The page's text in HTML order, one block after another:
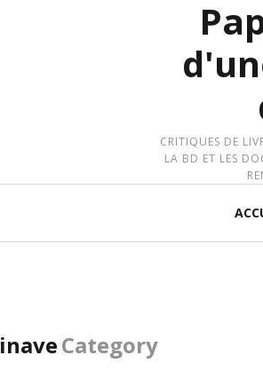
CRITIQUES DE
LA BD ET LES
Category